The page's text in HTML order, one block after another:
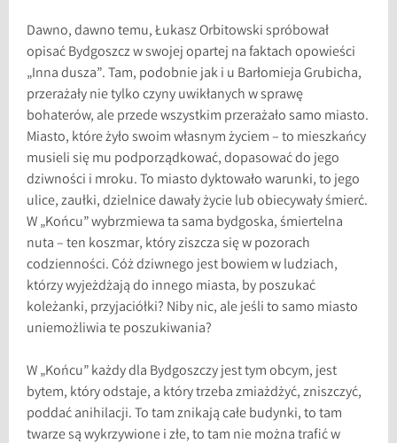
Dawno, dawno temu, Łukasz Orbitowski spróbował
opisać Bydgoszcz w swojej opartej na faktach opowieści
„Inna dusza”. Tam, podobnie jak i u Barłomieja Grubicha,
przerażały nie tylko czyny uwikłanych w sprawę
bohaterów, ale przede wszystkim przerażało samo miasto.
Miasto, które żyło swoim własnym życiem – to mieszkańcy
musieli się mu podporządkować, dopasować do jego
dziwności i mroku. To miasto dyktowało warunki, to jego
ulice, zaułki, dzielnice dawały życie lub obiecywały śmierć.
W „Końcu” wybrzmiewa ta sama bydgoska, śmiertelna
nuta – ten koszmar, który ziszcza się w pozorach
codzienności. Cóż dziwnego jest bowiem w ludziach,
którzy wyjeżdżają do innego miasta, by poszukać
koleżanki, przyjaciółki? Niby nic, ale jeśli to samo miasto
uniemożliwia te poszukiwania?
W „Końcu” każdy dla Bydgoszczy jest tym obcym, jest
bytem, który odstaje, a który trzeba zmiażdżyć, zniszczyć,
poddać anihilacji. To tam znikają całe budynki, to tam
twarze są wykrzywione i złe, to tam nie można trafić w